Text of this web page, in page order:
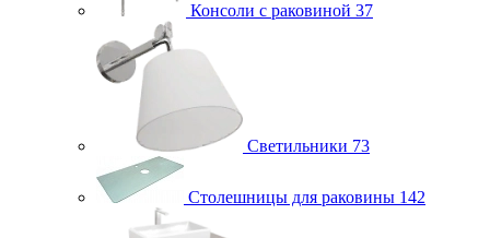
Консоли с раковиной 37
Светильники 73
Столешницы для раковины 142